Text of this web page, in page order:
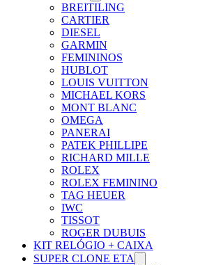
BREITILING
CARTIER
DIESEL
GARMIN
FEMININOS
HUBLOT
LOUIS VUITTON
MICHAEL KORS
MONT BLANC
OMEGA
PANERAI
PATEK PHILLIPE
RICHARD MILLE
ROLEX
ROLEX FEMININO
TAG HEUER
IWC
TISSOT
ROGER DUBUIS
KIT RELÓGIO + CAIXA
SUPER CLONE ETA